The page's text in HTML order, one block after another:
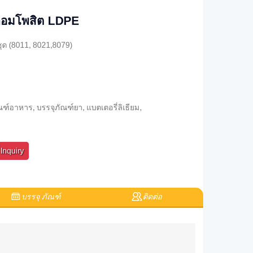
มโพสิต LDPE
(8011, 8021,8079)
อาหาร, บรรจุภัณฑ์ยา, แบตเตอรี่ลิเธียม,
บรรจุ ภัณฑ์ ติดต่อ